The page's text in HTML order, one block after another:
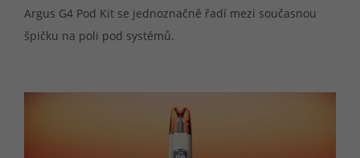
Argus G4 Pod Kit se jednoznačně řadí mezi současnou
špičku na poli pod systémů.